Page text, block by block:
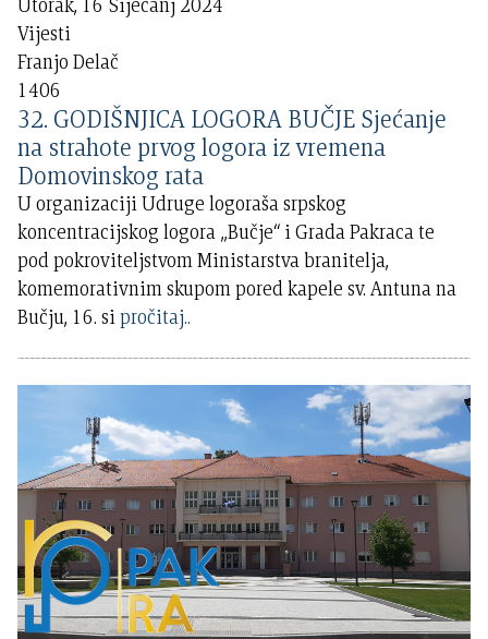
Vijesti
Franjo Delač
1406
32. GODIŠNJICA LOGORA BUČJE Sjećanje
na strahote prvog logora iz vremena
Domovinskog rata
U organizaciji Udruge logoraša srpskog
koncentracijskog logora „Bučje“ i Grada Pakraca te
pod pokroviteljstvom Ministarstva branitelja,
komemorativnim skupom pored kapele sv. Antuna na
Bučju, 16. sipročitaj..